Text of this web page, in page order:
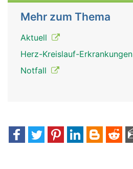
Mehr zum Thema
Aktuell
Herz-Kreislauf-Erkrankungen
Notfall